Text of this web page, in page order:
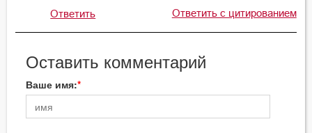
Ответить Ответить с цитированием
Оставить комментарий
Ваше имя: